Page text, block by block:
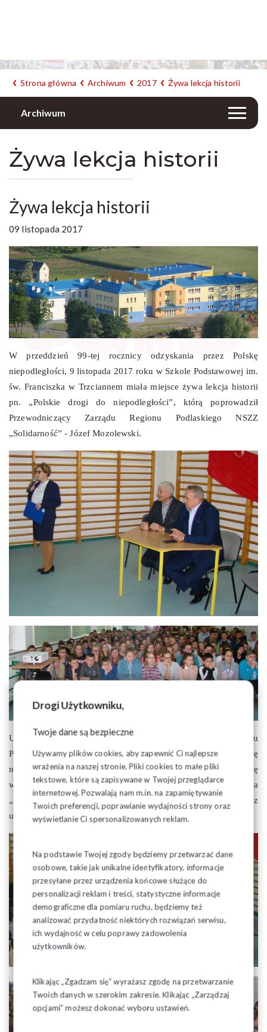
Drogi Użytkowniku,
Twoje dane są bezpieczne
Używamy plików cookies, aby zapewnić Ci najlepsze
wrażenia na naszej stronie. Pliki cookies to małe pliki
tekstowe, które są zapisywane w Twojej przeglądarce
internetowej. Pozwalają nam m.in. na zapamiętywanie
Twoich preferencji, poprawianie wydajności strony oraz
wyświetlanie Ci spersonalizowanych reklam.
Na podstawie Twojej zgody będziemy przetwarzać dane
osobowe, takie jak unikalne identyfikatory, informacje
przesyłane przez urządzenia końcowe służące do
personalizacji reklam i treści, statystyczne informacje
demograficzne dla pomiaru ruchu, będziemy też
analizować przydatność niektórych rozwiązań serwisu,
ich wydajność w celu poprawy zadowolenia
użytkowników.
Klikając „Zgadzam się” wyrażasz zgodę na przetwarzanie
Twoich danych w szerokim zakresie. Klikając „Zarządzaj
opcjami” możesz dokonać wyboru ustawień.
Strona główna Archiwum 2017 Żywa lekcja historii
Archiwum
Żywa lekcja historii
Żywa lekcja historii
09 listopada 2017
W przeddzień 99-tej rocznicy odzyskania przez Polskę
niepodległości, 9 listopada 2017 roku w Szkole Podstawowej im.
św. Franciszka w Trzciannem miała miejsce żywa lekcja historii
pn. „Polskie drogi do niepodległości”, którą poprowadził
Przewodniczący Zarządu Regionu Podlaskiego NSZZ
„Solidarność” - Józef Mozolewski.
Uczniowie mieli możliwość wysłuchania referatu
Przewodniczącego ZR na temat odzyskania przez Polskę
niepodległości, począwszy od 1918 roku, po historię
współczesną czyli protesty robotnicze, historię powstania
„Solidarności” i jej działalność w latach osiemdziesiątych z
uwypukleniem Obrad Okrągłego Stołu w 1989 roku.